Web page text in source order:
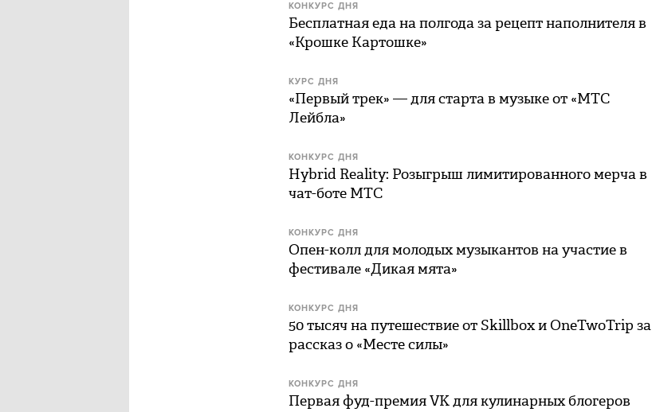
КОНКУРС ДНЯ
Бесплатная еда на полгода за рецепт наполнителя в
«Крошке Картошке»
КУРС ДНЯ
«Первый трек» — для старта в музыке от «МТС
Лейбла»
КОНКУРС ДНЯ
Hybrid Reality: Розыгрыш лимитированного мерча в
чат-боте МТС
КОНКУРС ДНЯ
Опен-колл для молодых музыкантов на участие в
фестивале «Дикая мята»
КОНКУРС ДНЯ
50 тысяч на путешествие от Skillbox и OneTwoTrip за
рассказ о «Месте силы»
КОНКУРС ДНЯ
Первая фуд-премия VK для кулинарных блогеров